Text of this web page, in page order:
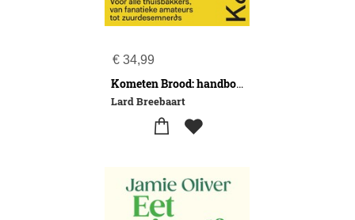
€ 34,99
Kometen Brood: handboek zuurdesem
Lard Breebaart